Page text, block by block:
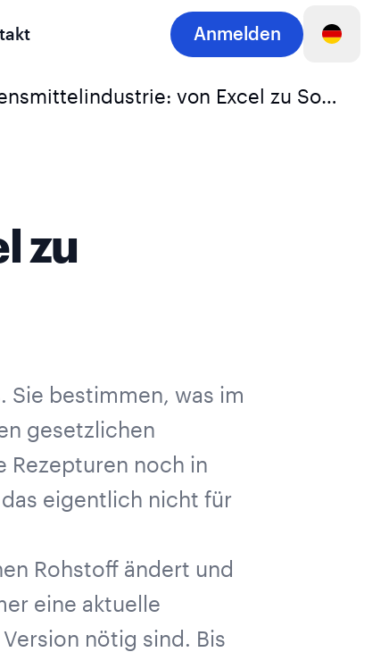
Anmelden
Rezeptverwaltung in der Lebensmittelindustrie: von Excel zu Software
zu
Sie bestimmen, was im
gesetzlichen
Rezepturen noch in
eigentlich nicht für
Rohstoff ändert und
eine aktuelle
nötig sind. Bis